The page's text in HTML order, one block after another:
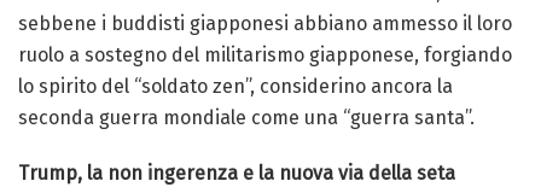
sebbene i buddisti giapponesi abbiano ammesso il loro
ruolo a sostegno del militarismo giapponese, forgiando
lo spirito del “soldato zen”, considerino ancora la
seconda guerra mondiale come una “guerra santa”.
Trump, la non ingerenza e la nuova via della seta